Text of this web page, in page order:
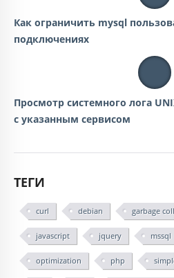
Как ограничить mysql
подключениях
Просмотр системного лога
с указанным сервисом
ТЕГИ
curl debian garbage
javascript jquery mssql
optimization php